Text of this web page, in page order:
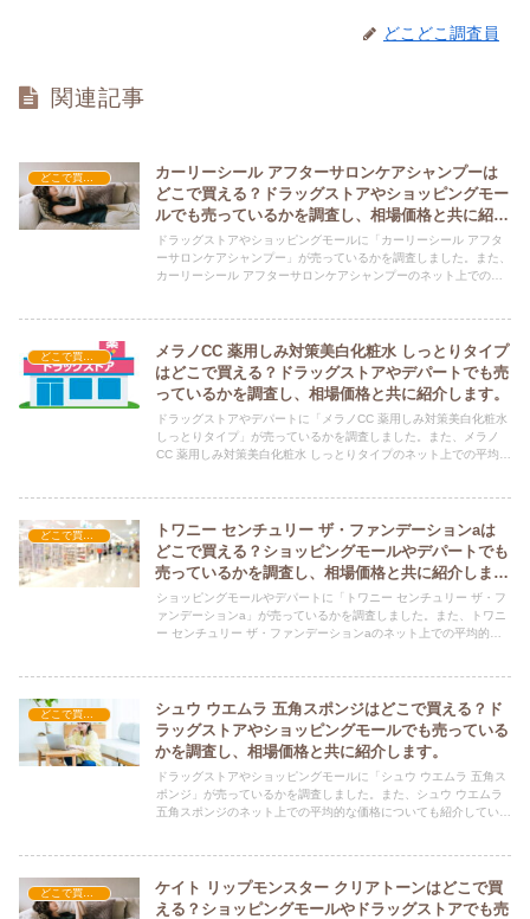
どこどこ調査員
関連記事
どこで買える？-コスメ・美容品
カーリーシール アフターサロンケアシャンプーは
どこで買える？ドラッグストアやショッピングモー
ルでも売っているかを調査し、相場価格と共に紹介
します。
ドラッグストアやショッピングモールに「カーリーシール アフタ
ーサロンケアシャンプー」が売っているかを調査しました。また、
カーリーシール アフターサロンケアシャンプーのネット上での平
どこで買える？-コスメ・美容品
メラノCC 薬用しみ対策美白化粧水 しっとりタイプ
はどこで買える？ドラッグストアやデパートでも売
っているかを調査し、相場価格と共に紹介します。
ドラッグストアやデパートに「メラノCC 薬用しみ対策美白化粧水
しっとりタイプ」が売っているかを調査しました。また、メラノ
CC 薬用しみ対策美白化粧水 しっとりタイプのネット上での平均的
トワニー センチュリー ザ・ファンデーションaは
どこで買える？ショッピングモールやデパートでも
売っているかを調査し、相場価格と共に紹介しま
す。
ショッピングモールやデパートに「トワニー センチュリー ザ・フ
ァンデーションa」が売っているかを調査しました。また、トワニ
ー センチュリー ザ・ファンデーションaのネット上での平均的な
シュウ ウエムラ 五角スポンジはどこで買える？ド
ラッグストアやショッピングモールでも売っている
かを調査し、相場価格と共に紹介します。
ドラッグストアやショッピングモールに「シュウ ウエムラ 五角ス
ポンジ」が売っているかを調査しました。また、シュウ ウエムラ
五角スポンジのネット上での平均的な価格についても紹介していま
ケイト リップモンスター クリアトーンはどこで買
える？ショッピングモールやドラッグストアでも売